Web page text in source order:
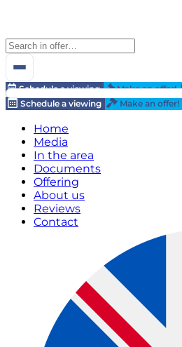
Schedule a viewing Make an offer!
Schedule a viewing
Make an offer!
Home
Media
In the area
Documents
Offering
About us
Reviews
Contact